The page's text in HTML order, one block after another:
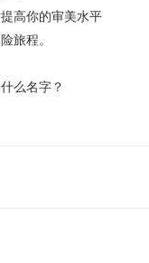
高你的审美水平
旅程。
么名字？